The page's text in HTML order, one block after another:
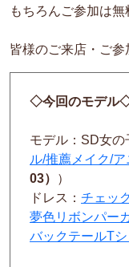
もちろんご参加は無
皆様のご来店・ご参
◇今回のモデル
モデル：SD女の
ル/推薦メイク/
03）
）
ドレス： チェッ
夢色リボンパー
バックテールTシ